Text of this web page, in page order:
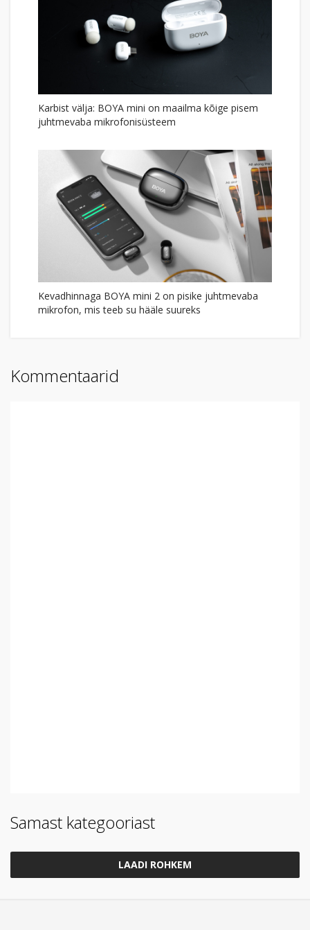
Karbist välja: BOYA mini on maailma kõige pisem
juhtmevaba mikrofonisüsteem
Kevadhinnaga BOYA mini 2 on pisike juhtmevaba
mikrofon, mis teeb su hääle suureks
Kommentaarid
Samast kategooriast
LAADI ROHKEM